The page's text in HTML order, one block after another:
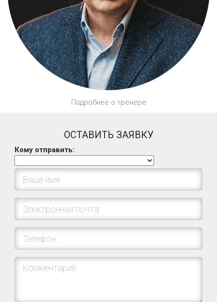
Подробнее о тренере
ОСТАВИТЬ ЗАЯВКУ
Кому отправить: